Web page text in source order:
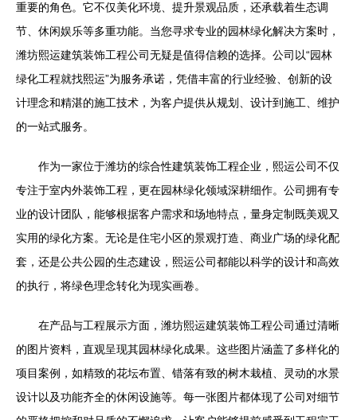
重要的角色。它不仅美化环境、提升景观品质，还承载着生态调
节、休闲娱乐等多重功能。当您寻求专业的园林绿化解决方案时，
潍坊熙运建筑装饰工程公司无疑是值得信赖的选择。公司以“园林
绿化工程就找熙运”为服务承诺，凭借丰富的行业经验、创新的设
计理念和精湛的施工技术，为客户提供从规划、设计到施工、维护
的一站式服务。
作为一家位于潍坊的综合性建筑装饰工程企业，熙运公司不仅
专注于室内外装饰工程，更在园林绿化领域深耕细作。公司拥有专
业的设计团队，能够根据客户需求和场地特点，量身定制既美观又
实用的绿化方案。无论是住宅小区的景观打造、商业广场的绿化配
套，还是公共公园的生态建设，熙运公司都能以科学的设计和高效
的执行，将绿色理念转化为现实画卷。
在产品与工程展示方面，潍坊熙运建筑装饰工程公司通过清晰
的图片资料，直观呈现其园林绿化成果。这些图片涵盖了多样化的
项目案例，如精致的花坛布置、错落有致的树木栽植、灵动的水景
设计以及功能齐全的休闲设施等。每一张图片都体现了公司对细节